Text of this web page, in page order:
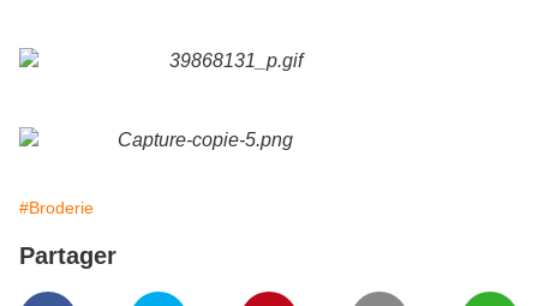
#Broderie
Partager